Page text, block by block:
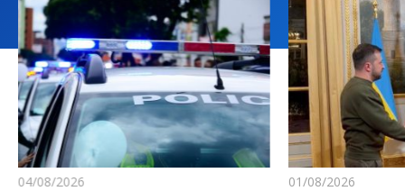
04/08/2026 01/08/2026